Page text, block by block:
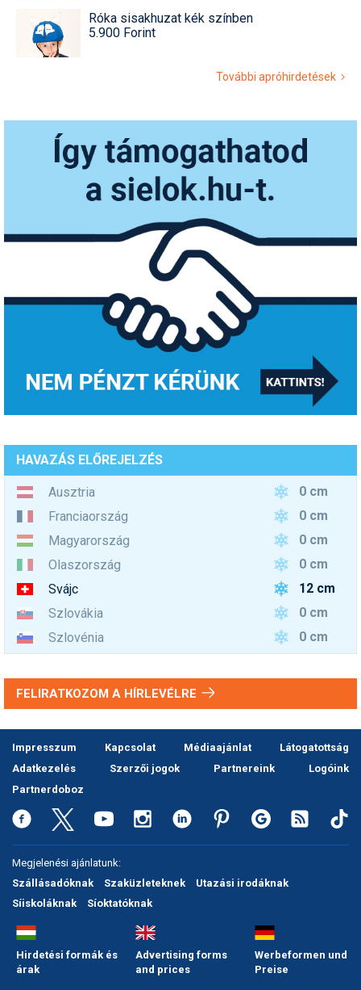
Róka sisakhuzat kék színben
5.900 Forint
További apróhirdetések
HAVAZÁS ELŐREJELZÉS
Ausztria
0 cm
Franciaország
0 cm
Magyarország
0 cm
Olaszország
0 cm
Svájc
12 cm
Szlovákia
0 cm
Szlovénia
0 cm
FELIRATKOZOM A HÍRLEVÉLRE
Impresszum Kapcsolat Médiaajánlat
Látogatottság
Adatkezelés
Szerzői jogok Partnereink
Logóink
Partnerdoboz
Megjelenési ajánlatunk:
Szállásadóknak
Szaküzleteknek
Utazási irodáknak
Síiskoláknak
Síoktatóknak
Hirdetési formák és
árak
Advertising forms
and prices
Werbeformen und
Preise